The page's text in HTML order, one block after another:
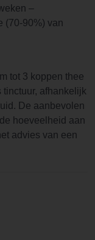
–
(70-90%) van
tot 3 koppen thee
tinctuur, afhankelijk
De aanbevolen
hoeveelheid aan
advies van een